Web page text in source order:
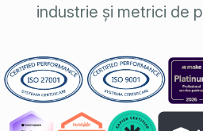
industrie și metrici de